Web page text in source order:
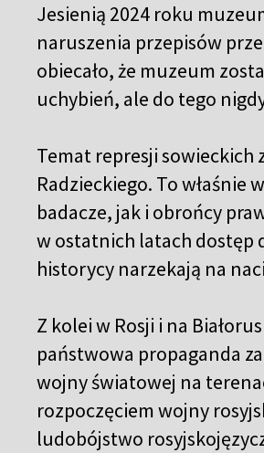
Jesienią 2024 roku
naruszenia przepisów
obiecało, że muzeum
uchybień, ale do tego
Temat represji sowieckich
Radzieckiego. To właśnie
badacze, jak i obrońcy
w ostatnich latach dostęp
historycy narzekają na
Z kolei w Rosji i na
państwowa propaganda
wojny światowej na
rozpoczęciem wojny
ludobójstwo